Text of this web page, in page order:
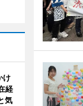
け
経
気